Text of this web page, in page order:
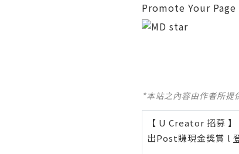
Promote Your
*本站之內容由作者所提
【 U Creator 招募 】
出Post賺現金獎賞 l